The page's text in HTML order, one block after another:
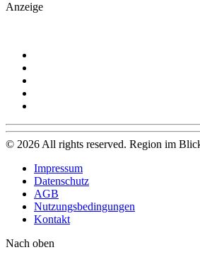
Anzeige
© 2026 All rights reserved. Region im
Impressum
Datenschutz
AGB
Nutzungsbedingungen
Kontakt
Nach oben